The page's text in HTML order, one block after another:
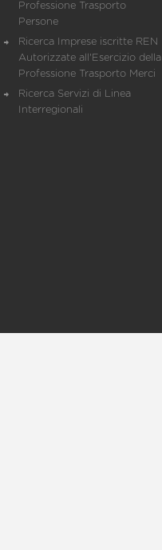
Professione Trasporto
Persone
Ricerca Imprese iscritte REN
Autorizzate all'Esercizio della
Professione Trasporto Merci
Ricerca Servizi di Linea
Interregionali